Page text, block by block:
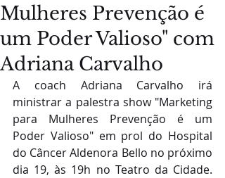
Mulheres Prevenção é
um Poder Valioso" com
Adriana Carvalho
A coach Adriana Carvalho irá
ministrar a palestra show "Marketing
para Mulheres Prevenção é um
Poder Valioso" em prol do Hospital
do Câncer Aldenora Bello no próximo
dia 19, às 19h no Teatro da Cidade.